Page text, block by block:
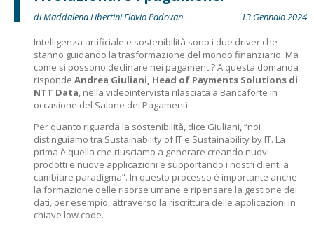
di Maddalena Libertini Flavio Padovan
13 Gennaio 2024
Intelligenza artificiale e sostenibilità sono i due driver che
stanno guidando la trasformazione del mondo finanziario. Ma
come si possono declinare nei pagamenti? A questa domanda
risponde Andrea Giuliani, Head of Payments Solutions di
NTT Data, nella videointervista rilasciata a Bancaforte in
occasione del Salone dei Pagamenti.
Per quanto riguarda la sostenibilità, dice Giuliani, “noi
distinguiamo tra Sustainability of IT e Sustainability by IT. La
prima è quella che riusciamo a generare creando nuovi
prodotti e nuove applicazioni e supportando i nostri clienti a
cambiare paradigma”. In questo processo è importante anche
la formazione delle risorse umane e ripensare la gestione dei
dati, per esempio, attraverso la riscrittura delle applicazioni in
chiave low code.